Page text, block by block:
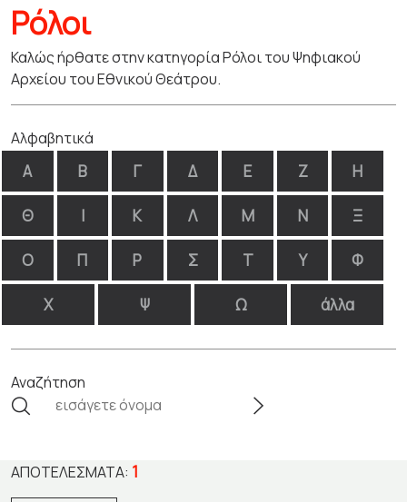
Ρόλοι
Καλώς ήρθατε στην κατηγορία Ρόλοι του Ψηφιακού
Αρχείου του Εθνικού Θεάτρου.
Αλφαβητικά
Α Β Γ Δ Ε Ζ Η
Θ Ι Κ Λ Μ Ν Ξ
Ο Π Ρ Σ Τ Υ Φ
Χ Ψ Ω άλλα
Αναζήτηση
ΑΠΟΤΕΛΈΣΜΑΤΑ: 1